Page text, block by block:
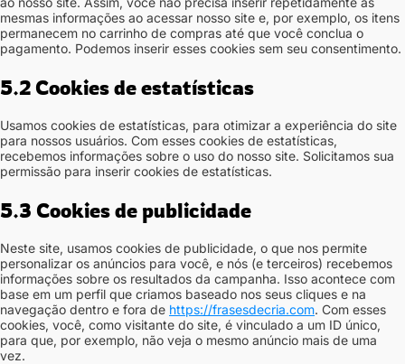
mesmas informações ao acessar nosso site e, por exemplo, os itens
permanecem no carrinho de compras até que você conclua o
pagamento. Podemos inserir esses cookies sem seu consentimento.
5.2 Cookies de estatísticas
Usamos cookies de estatísticas, para otimizar a experiência do site
para nossos usuários. Com esses cookies de estatísticas,
recebemos informações sobre o uso do nosso site. Solicitamos sua
permissão para inserir cookies de estatísticas.
5.3 Cookies de publicidade
Neste site, usamos cookies de publicidade, o que nos permite
personalizar os anúncios para você, e nós (e terceiros) recebemos
informações sobre os resultados da campanha. Isso acontece com
base em um perfil que criamos baseado nos seus cliques e na
navegação dentro e fora de https://frasesdecria.com. Com esses
cookies, você, como visitante do site, é vinculado a um ID único,
para que, por exemplo, não veja o mesmo anúncio mais de uma
vez.